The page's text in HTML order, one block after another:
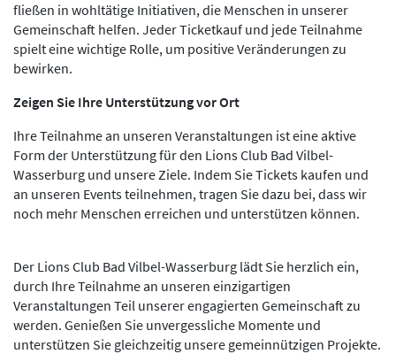
fließen in wohltätige Initiativen, die Menschen in unserer
Gemeinschaft helfen. Jeder Ticketkauf und jede Teilnahme
spielt eine wichtige Rolle, um positive Veränderungen zu
bewirken.
Zeigen Sie Ihre Unterstützung vor Ort
Ihre Teilnahme an unseren Veranstaltungen ist eine aktive
Form der Unterstützung für den Lions Club Bad Vilbel-
Wasserburg und unsere Ziele. Indem Sie Tickets kaufen und
an unseren Events teilnehmen, tragen Sie dazu bei, dass wir
noch mehr Menschen erreichen und unterstützen können.
Der Lions Club Bad Vilbel-Wasserburg lädt Sie herzlich ein,
durch Ihre Teilnahme an unseren einzigartigen
Veranstaltungen Teil unserer engagierten Gemeinschaft zu
werden. Genießen Sie unvergessliche Momente und
unterstützen Sie gleichzeitig unsere gemeinnützigen Projekte.